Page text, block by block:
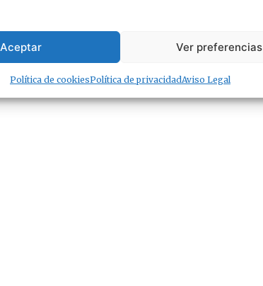
Aceptar Ver preferencias
Política de cookiesPolítica de privacidadAviso Legal